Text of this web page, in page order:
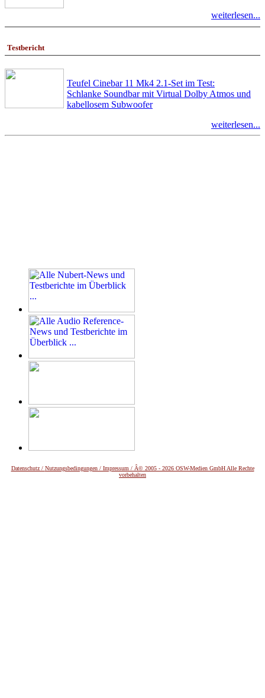
weiterlesen...
Testbericht
Teufel Cinebar 11 Mk4 2.1-Set im Test:
Schlanke Soundbar mit Virtual Dolby Atmos und
kabellosem Subwoofer
weiterlesen...
Datenschutz / Nutzungsbedingungen / Impressum / Â© 2005 - 2026 OSW-Medien GmbH Alle Rechte
vorbehalten